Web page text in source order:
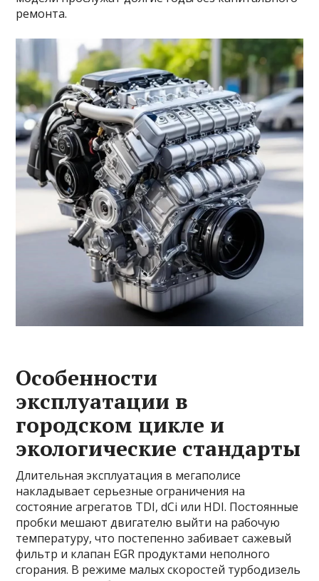
ремонта.
Особенности
эксплуатации в
городском цикле и
экологические стандарты
Длительная эксплуатация в мегаполисе
накладывает серьезные ограничения на
состояние агрегатов TDI, dCi или HDI. Постоянные
пробки мешают двигателю выйти на рабочую
температуру, что постепенно забивает сажевый
фильтр и клапан EGR продуктами неполного
сгорания. В режиме малых скоростей турбодизель